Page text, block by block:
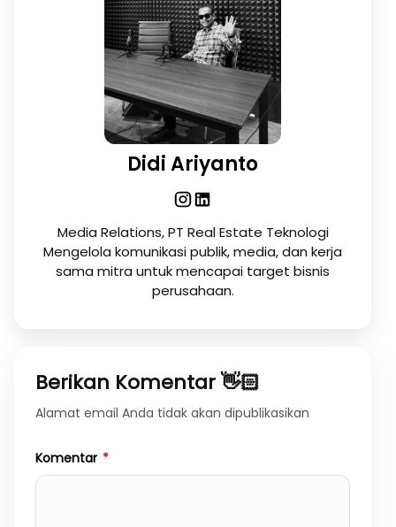
Didi Ariyanto
Media Relations, PT Real Estate Teknologi
Mengelola komunikasi publik, media, dan kerja
sama mitra untuk mencapai target bisnis
perusahaan.
Berikan Komentar 👋🏻
Alamat email Anda tidak akan dipublikasikan
Komentar *